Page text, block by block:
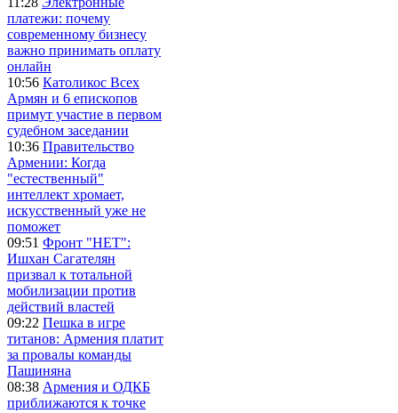
платежи: почему
современному бизнесу
важно принимать оплату
онлайн
10:56 Католикос Всех
Армян и 6 епископов
примут участие в первом
судебном заседании
10:36 Правительство
Армении: Когда
"естественный"
интеллект хромает,
искусственный уже не
поможет
09:51 Фронт "НЕТ":
Ишхан Сагателян
призвал к тотальной
мобилизации против
действий властей
09:22 Пешка в игре
титанов: Армения платит
за провалы команды
Пашиняна
08:38 Армения и ОДКБ
приближаются к точке